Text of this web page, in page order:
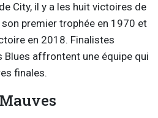
City, il y a les huit victoires de
premier trophée en 1970 et
en 2018. Finalistes
Blues affrontent une équipe qui
finales.